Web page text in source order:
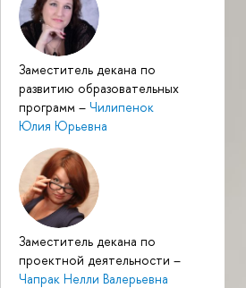
Заместитель декана по
развитию образовательных
программ – Чилипенок
Юлия Юрьевна
Заместитель декана по
проектной деятельности –
Чапрак Нелли Валерьевна